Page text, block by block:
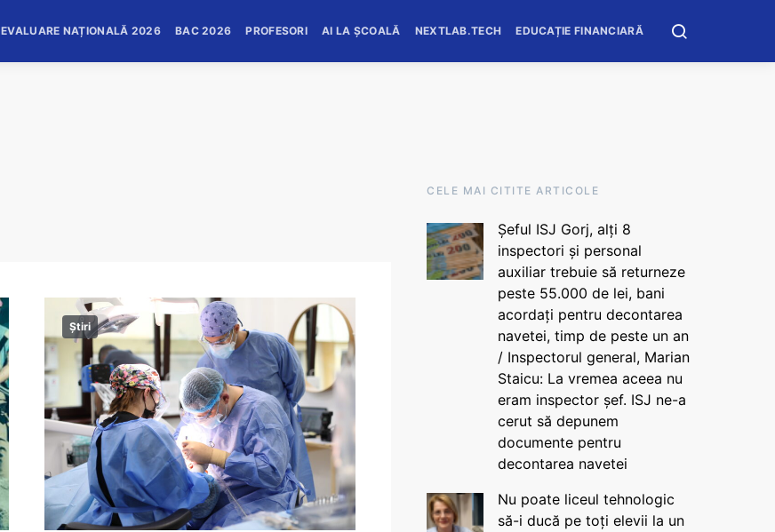
EVALUARE NAȚIONALĂ 2026 BAC 2026 PROFESORI AI LA ȘCOALĂ NEXTLAB.TECH EDUCAȚIE FINANCIARĂ
Știri
CELE MAI CITITE ARTICOLE
Șeful ISJ Gorj, alți 8
inspectori și personal
auxiliar trebuie să returneze
peste 55.000 de lei, bani
acordați pentru decontarea
navetei, timp de peste un an
/ Inspectorul general, Marian
Staicu: La vremea aceea nu
eram inspector șef. ISJ ne-a
cerut să depunem
documente pentru
decontarea navetei
Nu poate liceul tehnologic
să-i ducă pe toți elevii la un